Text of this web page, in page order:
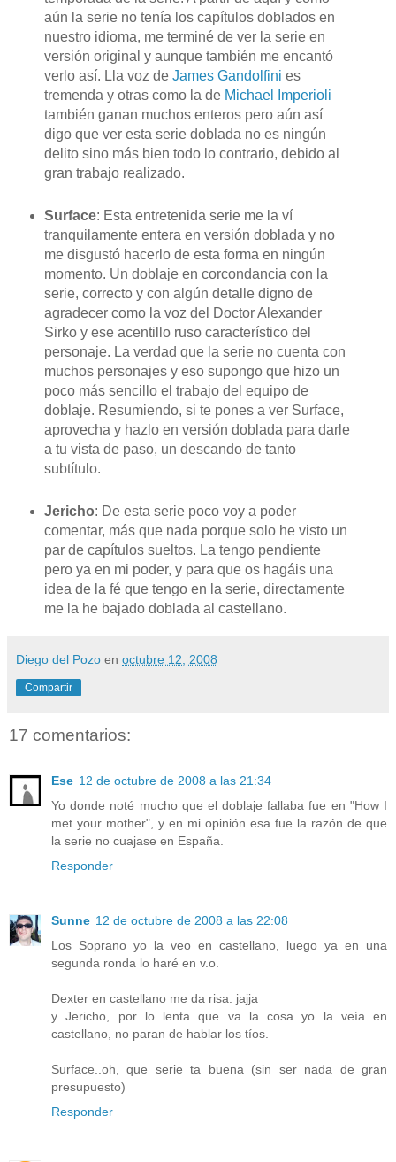
aún la serie no tenía los capítulos doblados en
nuestro idioma, me terminé de ver la serie en
versión original y aunque también me encantó
verlo así. Lla voz de James Gandolfini es
tremenda y otras como la de Michael Imperioli
también ganan muchos enteros pero aún así
digo que ver esta serie doblada no es ningún
delito sino más bien todo lo contrario, debido al
gran trabajo realizado.
Surface: Esta entretenida serie me la ví
tranquilamente entera en versión doblada y no
me disgustó hacerlo de esta forma en ningún
momento. Un doblaje en corcondancia con la
serie, correcto y con algún detalle digno de
agradecer como la voz del Doctor Alexander
Sirko y ese acentillo ruso característico del
personaje. La verdad que la serie no cuenta con
muchos personajes y eso supongo que hizo un
poco más sencillo el trabajo del equipo de
doblaje. Resumiendo, si te pones a ver Surface,
aprovecha y hazlo en versión doblada para darle
a tu vista de paso, un descando de tanto
subtítulo.
Jericho: De esta serie poco voy a poder
comentar, más que nada porque solo he visto un
par de capítulos sueltos. La tengo pendiente
pero ya en mi poder, y para que os hagáis una
idea de la fé que tengo en la serie, directamente
me la he bajado doblada al castellano.
Diego del Pozo en octubre 12, 2008
Compartir
17 comentarios:
Ese 12 de octubre de 2008 a las 21:34
Yo donde noté mucho que el doblaje fallaba fue en "How I
met your mother", y en mi opinión esa fue la razón de que
la serie no cuajase en España.
Responder
Sunne 12 de octubre de 2008 a las 22:08
Los Soprano yo la veo en castellano, luego ya en una
segunda ronda lo haré en v.o.
Dexter en castellano me da risa. jajja
y Jericho, por lo lenta que va la cosa yo la veía en
castellano, no paran de hablar los tíos.
Surface..oh, que serie ta buena (sin ser nada de gran
presupuesto)
Responder